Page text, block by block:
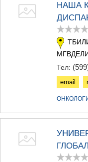
НИНОЦМИНДА
АБАСТУМАНИ
КВЕМО КАРТЛИ
РУСТАВИ
ШИДА КАРТЛИ
ГОРИ
НАША
Тел:
email